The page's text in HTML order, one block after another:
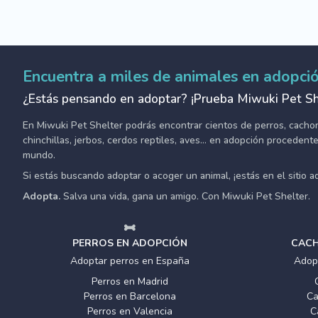
Encuentra a miles de animales en
¿Estás pensando en adoptar? ¡Prueba Miwuki Pet
En Miwuki Pet Shelter podrás encontrar cientos de perros,
chinchillas, jerbos, cerdos reptiles, aves... en adopción
mundo.
Si estás buscando adoptar o acoger un animal, ¡estás en el sitio
Adopta. Salva una vida, gana un amigo. Con Miwuki Pet Shelter.
PERROS EN ADOPCIÓN
Adoptar perros en España
Perros en Madrid
Perros en Barcelona
Perros en Valencia